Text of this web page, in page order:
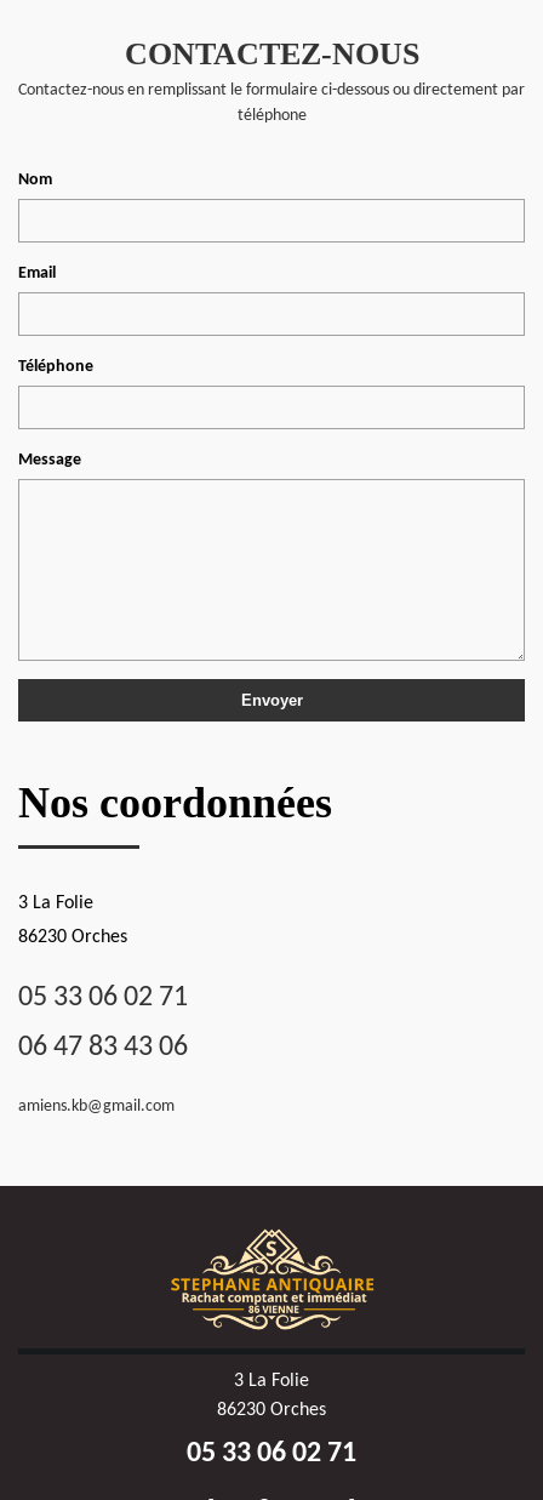
CONTACTEZ-NOUS
Contactez-nous en remplissant le formulaire ci-dessous ou directement par
téléphone
Nom
Email
Téléphone
Message
Nos coordonnées
3 La Folie
86230 Orches
05 33 06 02 71
06 47 83 43 06
amiens.kb@gmail.com
3 La Folie
86230 Orches
05 33 06 02 71